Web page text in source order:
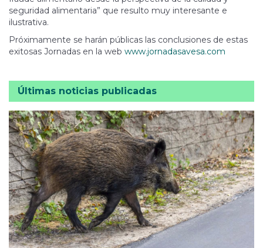
seguridad alimentaria” que resulto muy interesante e
ilustrativa.
Próximamente se harán públicas las conclusiones de estas
exitosas Jornadas en la web www.jornadasavesa.com
Últimas noticias publicadas